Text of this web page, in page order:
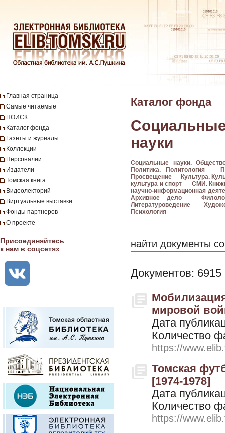
Главная страница
Самые читаемые
ПОИСК
Каталог фонда
Газеты и журналы
Коллекции
Персоналии
Издатели
Томская книга
Видеолекторий
Виртуальные выставки
Фонды партнеров
О проекте
Присоединяйтесь
к нам в соцсетях
Каталог фонда
науки
Социальные науки.
Политика. Политология—
Просвещение — Культура.
культура и спорт — СМИ.
научно-информационная
Архивное дело—
Литературоведение —
Психология
найти документы
Документов: 6915
мировой
Дата
Количество
https://
Томская
[1974-1978]
Дата
Количество
https://